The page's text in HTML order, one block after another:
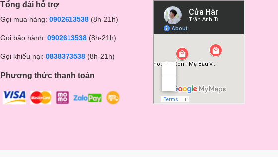
Tổng đài hỗ trợ
Gọi mua hàng: 0902613538 (8h-21h)
Gọi bảo hành: 0902613538 (8h-21h)
Gọi khiếu nại: 0838373538 (8h-21h)
Phương thức thanh toán